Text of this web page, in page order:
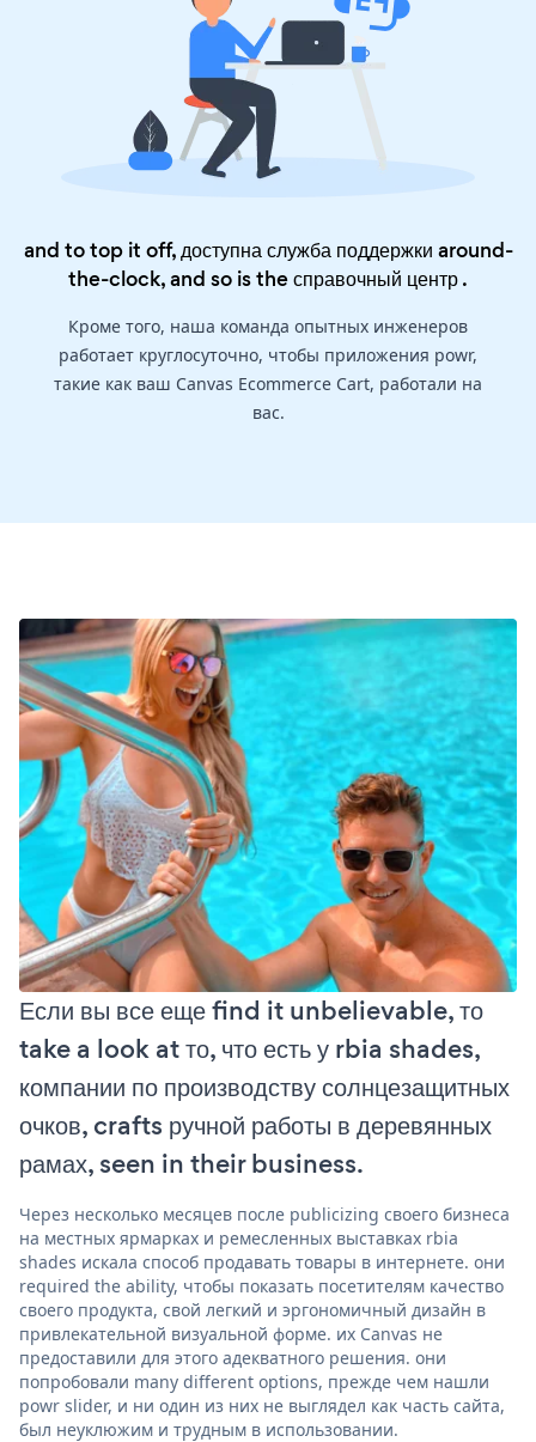
and to top it off, доступна служба поддержки around-
the-clock, and so is theсправочный центр.
Кроме того, наша команда опытных инженеров
работает круглосуточно, чтобы приложения powr,
такие как ваш Canvas Ecommerce Cart, работали на
вас.
Если вы все еще find it unbelievable, то
take a look at то, что есть у rbia shades,
компании по производству солнцезащитных
очков, crafts ручной работы в деревянных
рамах, seen in their business.
Через несколько месяцев после publicizing своего бизнеса
на местных ярмарках и ремесленных выставках rbia
shades искала способ продавать товары в интернете. они
required the ability, чтобы показать посетителям качество
своего продукта, свой легкий и эргономичный дизайн в
привлекательной визуальной форме. их Canvas не
предоставили для этого адекватного решения. они
попробовали many different options, прежде чем нашли
powr slider, и ни один из них не выглядел как часть сайта,
был неуклюжим и трудным в использовании.